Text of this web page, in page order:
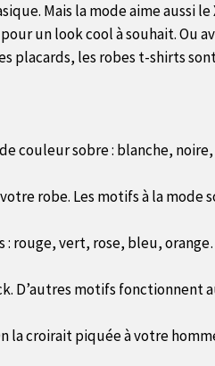
Mais la mode aime aussi le
un look cool à souhait. Ou
placards, les robes t-shirts
couleur sobre : blanche,
robe. Les motifs à la mode
: rouge, vert, rose, bleu,
D’autres motifs fonctionnent
la croirait piquée à votre